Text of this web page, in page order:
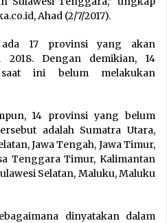
Ahad (2/7/2017).
ada 17 provinsi yang akan
2018. Dengan demikian, 14
ini belum melakukan
14 provinsi yang belum
adalah Sumatra Utara,
Jawa Tengah, Jawa Timur,
Tenggara Timur, Kalimantan
Selatan, Maluku, Maluku
dinyatakan dalam